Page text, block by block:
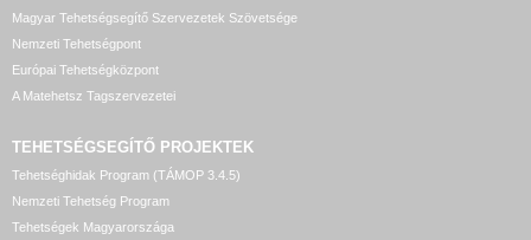
Magyar Tehetségsegítő Szervezetek Szövetsége
Nemzeti Tehetségpont
Európai Tehetségközpont
A Matehetsz Tagszervezetei
TEHETSÉGSEGÍTŐ PROJEKTEK
Tehetséghidak Program (TÁMOP 3.4.5)
Nemzeti Tehetség Program
Tehetségek Magyarországa